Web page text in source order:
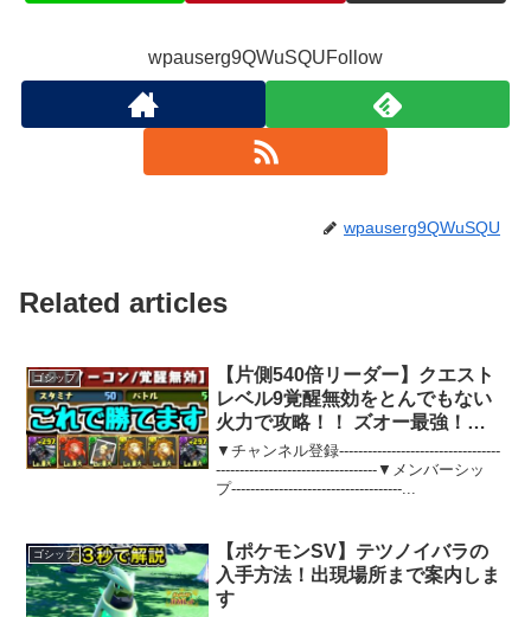
wpauserg9QWuSQUFollow
wpauserg9QWuSQU
Related articles
ゴシップ
【片側540倍リーダー】クエスト
レベル9覚醒無効をとんでもない
火力で攻略！！ ズオー最強！！
ズオー最強！！【パズドラ】
▼チャンネル登録----------------------------------
----------------------------------▼メンバーシッ
プ------------------------------------...
ゴシップ
【ポケモンSV】テツノイバラの
入手方法！出現場所まで案内しま
す